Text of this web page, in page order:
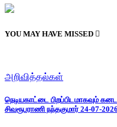
YOU MAY HAVE MISSED
அறிவித்தல்கள்
நெடியகாட்டை பிறப்பிடமாகவும்
சிவரூபராணி நந்தகுமார் 24-07-